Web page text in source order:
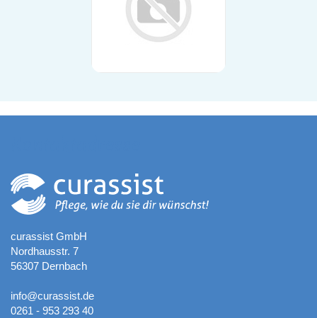
curassist GmbH
Nordhausstr. 7
56307 Dernbach
info@curassist.de
0261 - 953 293 40